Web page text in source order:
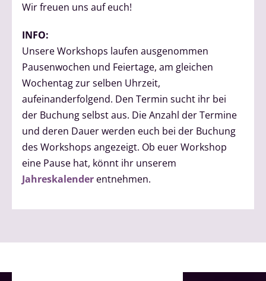
Wir freuen uns auf euch!
INFO:
Unsere Workshops laufen ausgenommen
Pausenwochen und Feiertage, am gleichen
Wochentag zur selben Uhrzeit,
aufeinanderfolgend. Den Termin sucht ihr bei
der Buchung selbst aus. Die Anzahl der Termine
und deren Dauer werden euch bei der Buchung
des Workshops angezeigt. Ob euer Workshop
eine Pause hat, könnt ihr unserem
Jahreskalender entnehmen.